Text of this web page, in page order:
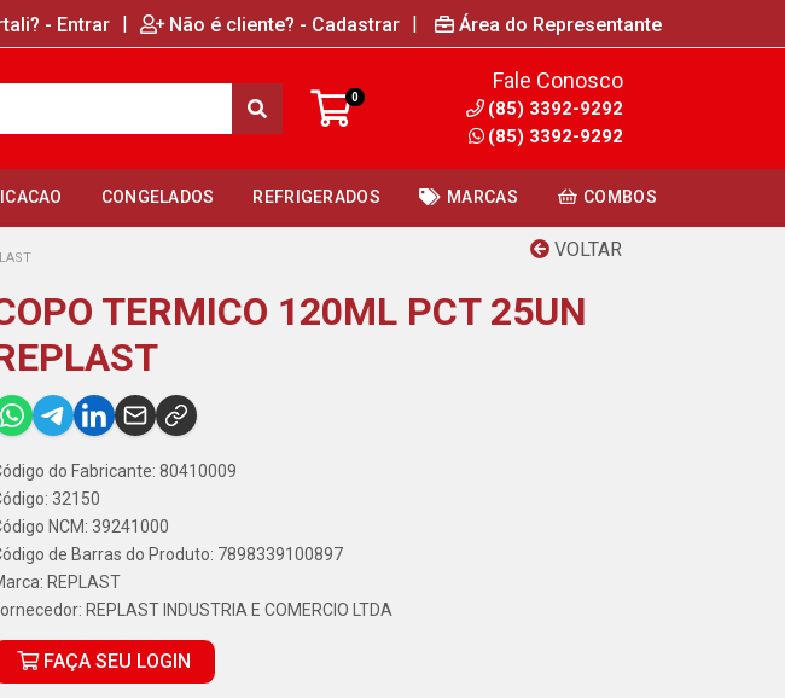
- Entrar | Não é cliente? - Cadastrar | Área do Representante
0
Fale Conosco
(85) 3392-9292
(85) 3392-9292
CONGELADOS REFRIGERADOS MARCAS COMBOS
VOLTAR
TERMICO 120ML PCT 25UN
do Fabricante: 80410009
32150
NCM: 39241000
de Barras do Produto: 7898339100897
REPLAST
REPLAST INDUSTRIA E COMERCIO LTDA
FAÇA SEU LOGIN